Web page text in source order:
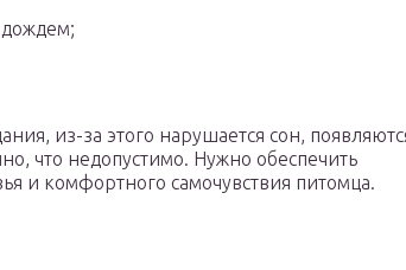
из-за этого нарушается сон,
что недопустимо. Нужно обеспечить
и комфортного самочувствия питомца.